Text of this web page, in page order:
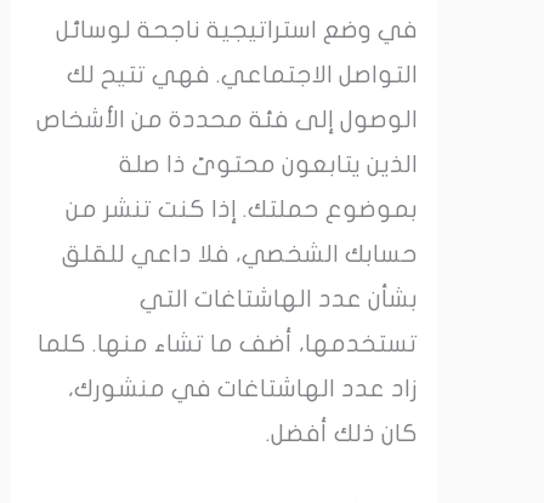
في وضع استراتيجية ناجحة لوسائل
التواصل الاجتماعي. فهي تتيح لك
الوصول إلى فئة محددة من الأشخاص
الذين يتابعون محتوىً ذا صلة
بموضوع حملتك. إذا كنت تنشر من
حسابك الشخصي، فلا داعي للقلق
بشأن عدد الهاشتاغات التي
تستخدمها، أضف ما تشاء منها. كلما
زاد عدد الهاشتاغات في منشورك،
كان ذلك أفضل.